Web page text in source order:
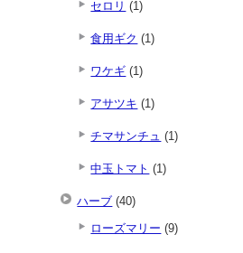
セロリ (1)
食用ギク (1)
ワケギ (1)
アサツキ (1)
チマサンチュ (1)
中玉トマト (1)
ハーブ (40)
ローズマリー (9)